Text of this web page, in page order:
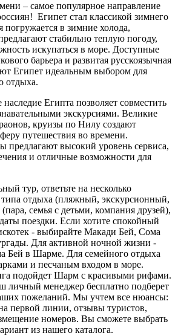
– самое популярное направление
Египет стал классикой зимнего
погружается в зимние холода,
стабильно теплую погоду,
искупаться в море. Доступные
барьера и развитая русскоязычная
Египет идеальным выбором для
отдыха.
наследие Египта позволяет совместить
экскурсиями. Великие
круизы по Нилу создают
путешествия во времени.
предлагают высокий уровень сервиса,
и отличные возможности для
тур, ответьте на несколько
типа отдыха (пляжный, экскурсионный,
семья с детьми, компания друзей),
поездки. Если хотите спокойный
- выбирайте Макади Бей, Сома
Для активной ночной жизни -
Бей в Шарме. Для семейного отдыха
и песчаным входом в море.
подойдет Шарм с красивыми рифами.
личный менеджер бесплатно подберет
пожеланий. Мы учтем все нюансы:
первой линии, отзывы туристов,
номеров. Вы сможете выбрать
из нашего каталога.